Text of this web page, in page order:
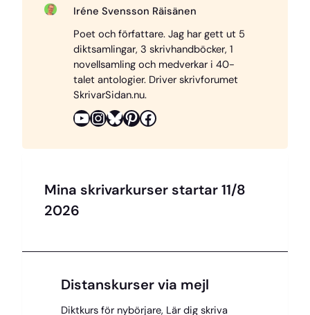
e
b
o
o
k
t
e
r
e
s
t
e
s
k
y
e
a
d
s
y
L
i
n
Iréne Svensson Räisänen
Poet och författare. Jag har gett ut 5
diktsamlingar, 3 skrivhandböcker, 1
novellsamling och medverkar i 40-
talet antologier. Driver skrivforumet
SkrivarSidan.nu.
YouTube InstagramBluesky Pinterest Facebook
Mina skrivarkurser startar 11/8
2026
Distanskurser via mejl
Diktkurs för nybörjare, Lär dig skriva